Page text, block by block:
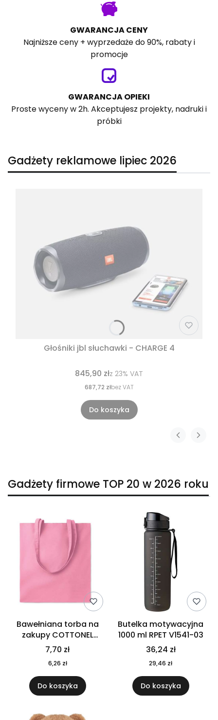
GWARANCJA CENY
Najniższe ceny + wyprzedaże do 90%, rabaty i
promocje
GWARANCJA OPIEKI
Proste wyceny w 2h. Akceptujesz projekty, nadruki i
próbki
Gadżety reklamowe lipiec 2026
Głośniki jbl słuchawki - CHARGE 4
845,90 złz 23% VAT
687,72 złbez VAT
Do koszyka
Gadżety firmowe TOP 20 w 2026 roku
Bawełniana torba na
zakupy COTTONEL
COLOUR++ MO9846-11
7,70 zł
6,26 zł
Do koszyka
Butelka motywacyjna
1000 ml RPET V1541-03
36,24 zł
29,46 zł
Do koszyka